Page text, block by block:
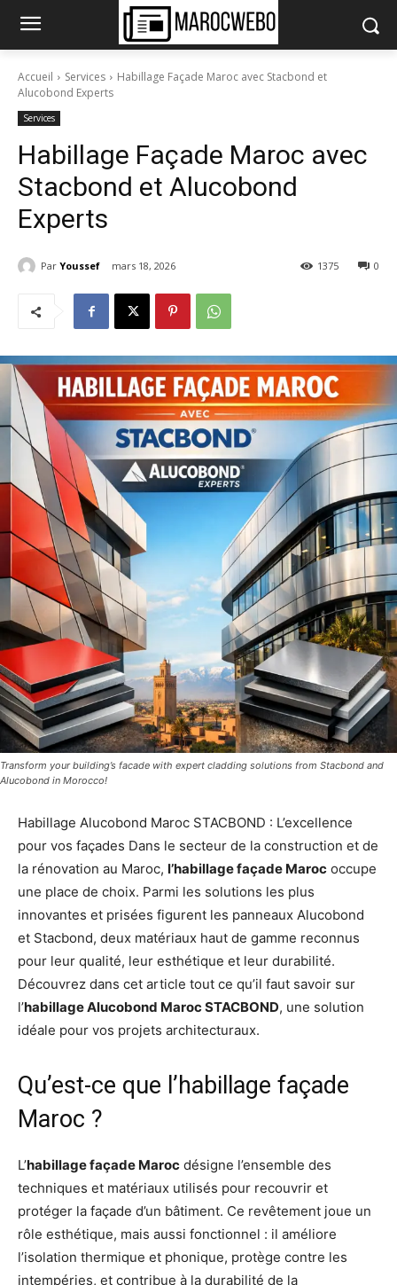
Accueil Services
Habillage Façade Maroc avec Stacbond et
Alucobond Experts
Services
Habillage Façade Maroc avec
Stacbond et Alucobond
Experts
Par Youssef mars 18, 2026 0
1375
Transform your building’s facade with expert cladding solutions from Stacbond and
Alucobond in Morocco!
Habillage Alucobond Maroc STACBOND : L’excellence
pour vos façades Dans le secteur de la construction et de
la rénovation au Maroc, l’habillage façade Maroc occupe
une place de choix. Parmi les solutions les plus
innovantes et prisées figurent les panneaux Alucobond
et Stacbond, deux matériaux haut de gamme reconnus
pour leur qualité, leur esthétique et leur durabilité.
Découvrez dans cet article tout ce qu’il faut savoir sur
l’habillage Alucobond Maroc STACBOND, une solution
idéale pour vos projets architecturaux.
Qu’est-ce que l’habillage façade
Maroc ?
L’habillage façade Maroc désigne l’ensemble des
techniques et matériaux utilisés pour recouvrir et
protéger la façade d’un bâtiment. Ce revêtement joue un
rôle esthétique, mais aussi fonctionnel : il améliore
l’isolation thermique et phonique, protège contre les
intempéries, et contribue à la durabilité de la